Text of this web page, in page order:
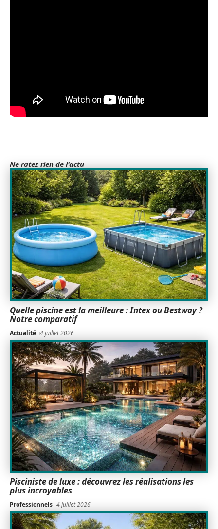
Ne ratez rien de l'actu
Quelle piscine est la meilleure : Intex ou Bestway ?
Notre comparatif
Actualité 4 juillet 2026
Pisciniste de luxe : découvrez les réalisations les
plus incroyables
Professionnels 4 juillet 2026